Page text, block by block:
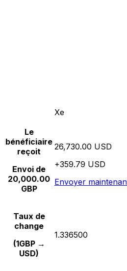
Xe
Le
bénéficiaire
reçoit
Envoi de
20,000.00
GBP
26,730.00 USD
+359.79 USD
Envoyer
Taux de
change
(1GBP →
USD)
1.336500